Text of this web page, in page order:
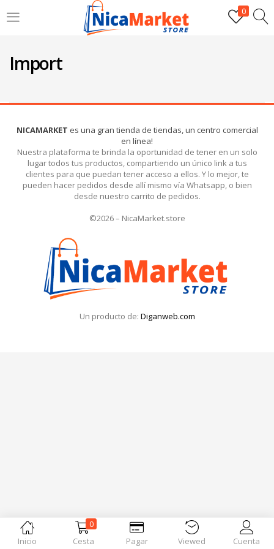
0
INICIAR SESIÓN
Introduzca su nombre de usuario y contraseña para iniciar
Por favor, introduce una respuesta en dígitos:
cinco + diecisiete =
Recordarme
Iniciar Sesión
Olvidó la contraseña?
Inicio
0
Cesta
Pagar Viewed Cuenta
Import
NICAMARKET es una gran tienda de tiendas, un centro comercial
en línea!
Nuestra plataforma te brinda la oportunidad de tener en un solo
lugar todos tus productos, compartiendo un único link a tus
clientes para que puedan tener acceso a ellos. Y lo mejor, te
pueden hacer pedidos desde allí mismo vía Whatsapp, o bien
desde nuestro carrito de pedidos.
©2026 – NicaMarket.store
Un producto de: Diganweb.com